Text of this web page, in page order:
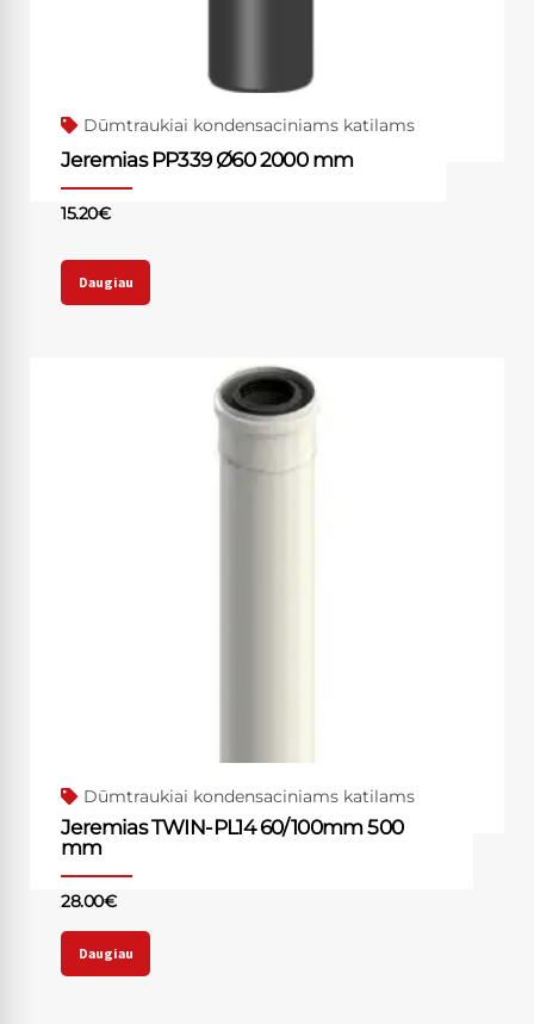
Dūmtraukiai kondensaciniams katilams
Jeremias PP339 Ø60 2000 mm
15.20€
Daugiau
Dūmtraukiai kondensaciniams katilams
Jeremias TWIN-PL14 60/100mm 500
mm
28.00€
Daugiau